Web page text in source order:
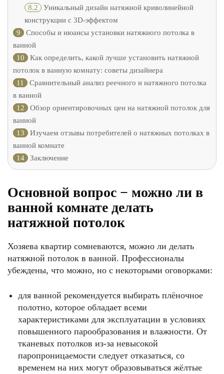
8.2 Уникальный дизайн натяжной криволинейной
конструкции с 3D-эффектом
9
Способы и нюансы установки натяжного потолка в
ванной
10
Как определить, какой лучше установить натяжной
потолок в ванную комнату: советы дизайнера
11
Сравнительный анализ реечного и натяжного потолка
в ванной
12
Обзор ориентировочных цен на натяжной потолок для
ванной
13
Изучаем отзывы потребителей о натяжных потолках в
ванной комнате
14
Заключение
Основной вопрос − можно ли в
ванной комнате делать
натяжной потолок
Хозяева квартир сомневаются, можно ли делать
натяжной потолок в ванной. Профессионалы
убеждены, что можно, но с некоторыми оговорками:
для ванной рекомендуется выбирать плёночное
полотно, которое обладает всеми
характеристиками для эксплуатации в условиях
повышенного парообразования и влажности. От
тканевых потолков из-за невысокой
паропроницаемости следует отказаться, со
временем на них могут образовываться жёлтые